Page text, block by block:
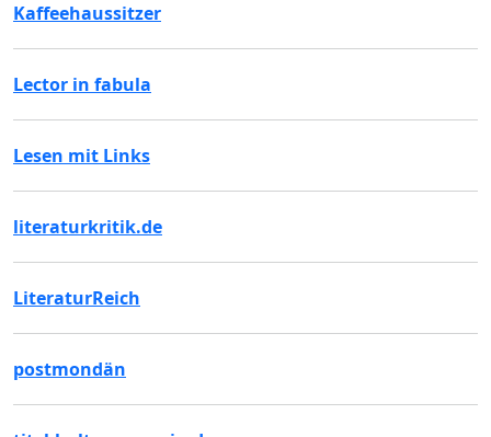
Kaffeehaussitzer
Lector in fabula
Lesen mit Links
literaturkritik.de
LiteraturReich
postmondän